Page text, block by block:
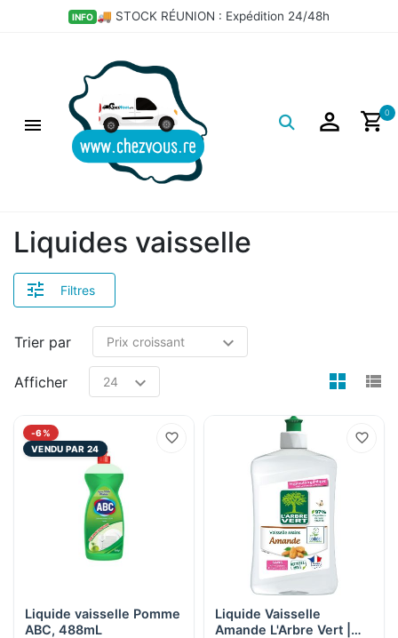
INFO 🚚 STOCK RÉUNION : Expédition 24/48h
0
Liquides vaisselle
Filtres
Trier par
Afficher
-6%
VENDU PAR 24
Liquide vaisselle Pomme
ABC, 488mL
Liquide Vaisselle
Amande L'Arbre Vert |
×